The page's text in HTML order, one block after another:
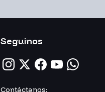
Seguinos
Contáctanos: